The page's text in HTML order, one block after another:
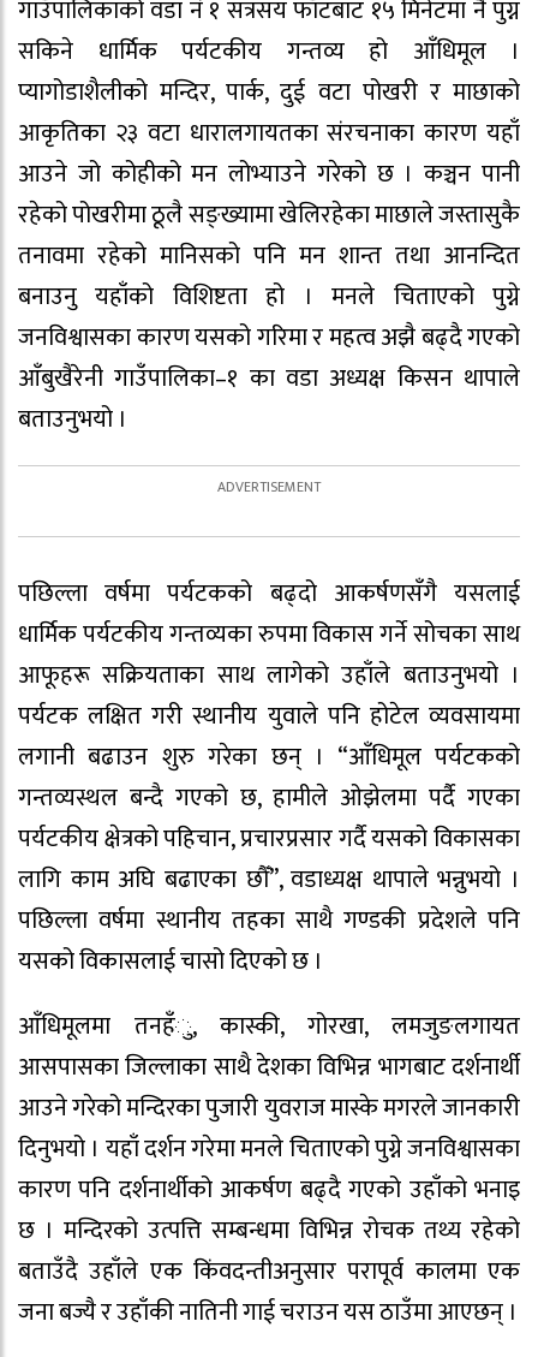
गाउँपालिकाको वडा नं १ सत्रसय फाँटबाट १५ मिनेटमा नै पुग्न
सकिने धार्मिक पर्यटकीय गन्तव्य हो आँधिमूल ।
प्यागोडाशैलीको मन्दिर, पार्क, दुई वटा पोखरी र माछाको
आकृतिका २३ वटा धारालगायतका संरचनाका कारण यहाँ
आउने जो कोहीको मन लोभ्याउने गरेको छ । कञ्चन पानी
रहेको पोखरीमा ठूलै सङ्ख्यामा खेलिरहेका माछाले जस्तासुकै
तनावमा रहेको मानिसको पनि मन शान्त तथा आनन्दित
बनाउनु यहाँको विशिष्टता हो । मनले चिताएको पुग्ने
जनविश्वासका कारण यसको गरिमा र महत्व अझै बढ्दै गएको
आँबुखैरेनी गाउँपालिका–१ का वडा अध्यक्ष किसन थापाले
बताउनुभयो ।
पछिल्ला वर्षमा पर्यटकको बढ्दो आकर्षणसँगै यसलाई
धार्मिक पर्यटकीय गन्तव्यका रुपमा विकास गर्ने सोचका साथ
आफूहरू सक्रियताका साथ लागेको उहाँले बताउनुभयो ।
पर्यटक लक्षित गरी स्थानीय युवाले पनि होटेल व्यवसायमा
लगानी बढाउन शुरु गरेका छन् । “आँधिमूल पर्यटकको
गन्तव्यस्थल बन्दै गएको छ, हामीले ओझेलमा पर्दै गएका
पर्यटकीय क्षेत्रको पहिचान, प्रचारप्रसार गर्दै यसको विकासका
लागि काम अघि बढाएका छौँ”, वडाध्यक्ष थापाले भन्नुभयो ।
पछिल्ला वर्षमा स्थानीय तहका साथै गण्डकी प्रदेशले पनि
यसको विकासलाई चासो दिएको छ ।
आँधिमूलमा तनहँु, कास्की, गोरखा, लमजुङलगायत
आसपासका जिल्लाका साथै देशका विभिन्न भागबाट दर्शनार्थी
आउने गरेको मन्दिरका पुजारी युवराज मास्के मगरले जानकारी
दिनुभयो । यहाँ दर्शन गरेमा मनले चिताएको पुग्ने जनविश्वासका
कारण पनि दर्शनार्थीको आकर्षण बढ्दै गएको उहाँको भनाइ
छ । मन्दिरको उत्पत्ति सम्बन्धमा विभिन्न रोचक तथ्य रहेको
बताउँदै उहाँले एक किंवदन्तीअनुसार परापूर्व कालमा एक
जना बज्यै र उहाँकी नातिनी गाई चराउन यस ठाउँमा आएछन् ।